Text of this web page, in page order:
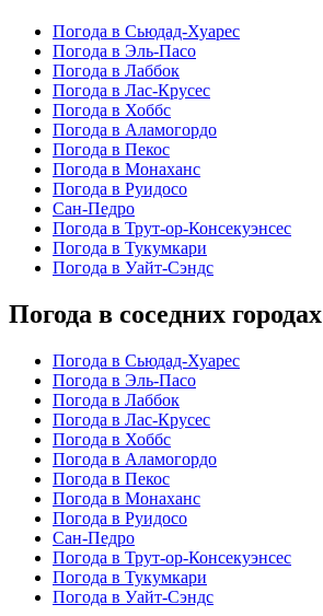
Погода в Сьюдад-Хуарес
Погода в Эль-Пасо
Погода в Лаббок
Погода в Лас-Крусес
Погода в Хоббс
Погода в Аламогордо
Погода в Пекос
Погода в Монаханс
Погода в Руидосо
Сан-Педро
Погода в Трут-ор-Консекуэнсес
Погода в Тукумкари
Погода в Уайт-Сэндс
Погода в соседних городах
Погода в Сьюдад-Хуарес
Погода в Эль-Пасо
Погода в Лаббок
Погода в Лас-Крусес
Погода в Хоббс
Погода в Аламогордо
Погода в Пекос
Погода в Монаханс
Погода в Руидосо
Сан-Педро
Погода в Трут-ор-Консекуэнсес
Погода в Тукумкари
Погода в Уайт-Сэндс